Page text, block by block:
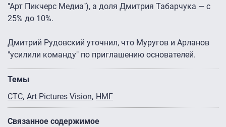
"Арт Пикчерс Медиа"), а доля Дмитрия Табарчука — с
25% до 10%.
Дмитрий Рудовский уточнил, что Муругов и Арланов
"усилили команду" по приглашению основателей.
Темы
СТС Art Pictures Vision НМГ
Связанное содержимое